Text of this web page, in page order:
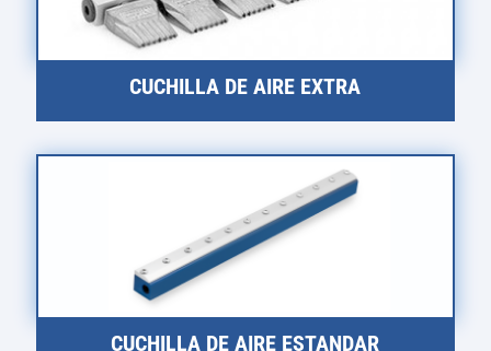
CUCHILLA DE AIRE EXTRA
CUCHILLA DE AIRE ESTANDAR